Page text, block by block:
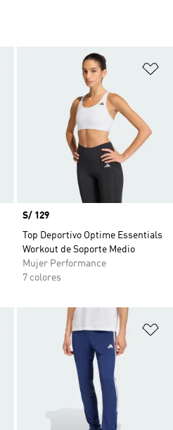
Añadir a la lista de deseos
Precio
S/ 129
Top Deportivo Optime Essentials
Workout de Soporte Medio
Mujer Performance
7 colores
Añadir a la lista de deseos